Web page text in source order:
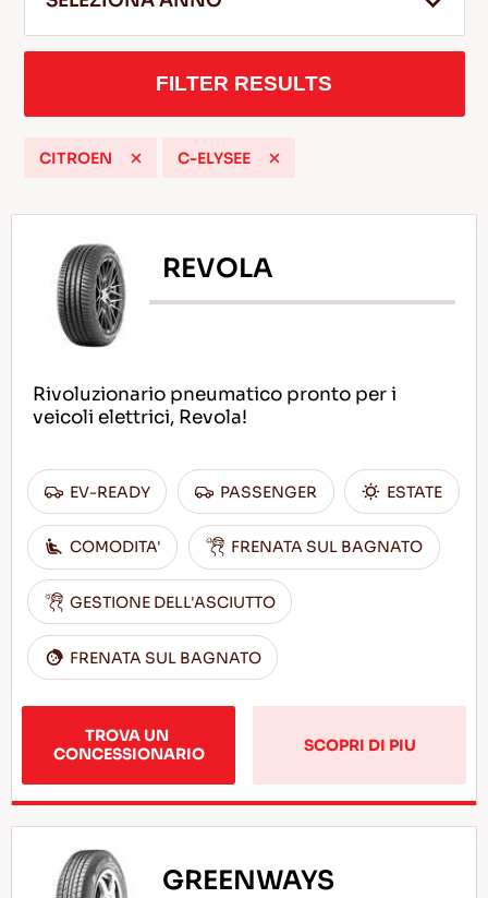
Consigli per la Guida nella Neve
LEGGI DI PIU
FILTER RESULTS
CITROEN C-ELYSEE
REVOLA
Rivoluzionario pneumatico pronto per i
veicoli elettrici, Revola!
EV-READY PASSENGER ESTATE
COMODITA' FRENATA SUL BAGNATO
GESTIONE DELL'ASCIUTTO
FRENATA SUL BAGNATO
TROVA UN
CONCESSIONARIO
SCOPRI DI PIU
GREENWAYS